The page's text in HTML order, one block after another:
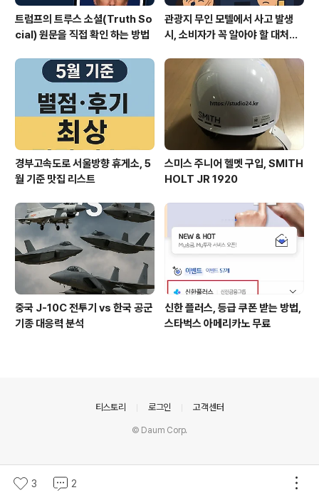
트럼프의 트루스 소셜(Truth So
cial) 원문을 직접 확인 하는 방법
관광지 무인 모텔에서 사고 발생
시, 소비자가 꼭 알아야 할 대처법
경부고속도로 서울방향 휴게소, 5
월 기준 맛집 리스트
스미스 주니어 헬멧 구입, SMITH
HOLT JR 1920
중국 J-10C 전투기 vs 한국 공군
기종 대응력 분석
신한 플러스, 등급 쿠폰 받는 방법,
스타벅스 아메리카노 무료
3 2
티스토리 로그인 고객센터
© Daum Corp.